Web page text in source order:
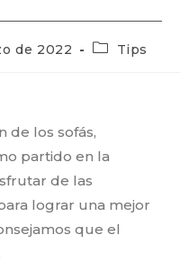
de 2022 Tips
de los sofás,
partido en la
de las
lograr una mejor
que el